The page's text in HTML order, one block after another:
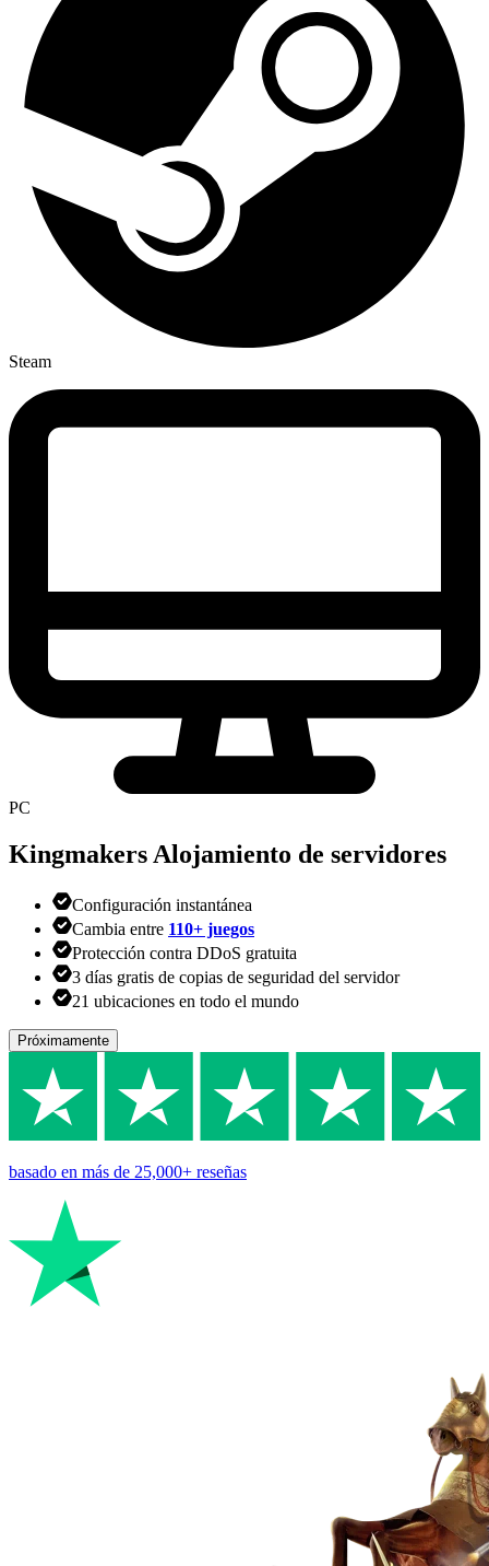
Steam
PC
Kingmakers Alojamiento de servidores
Configuración instantánea
Cambia entre 110+ juegos
Protección contra DDoS gratuita
3 días gratis de copias de seguridad del servidor
21 ubicaciones en todo el mundo
Próximamente
basado en más de 25,000+ reseñas